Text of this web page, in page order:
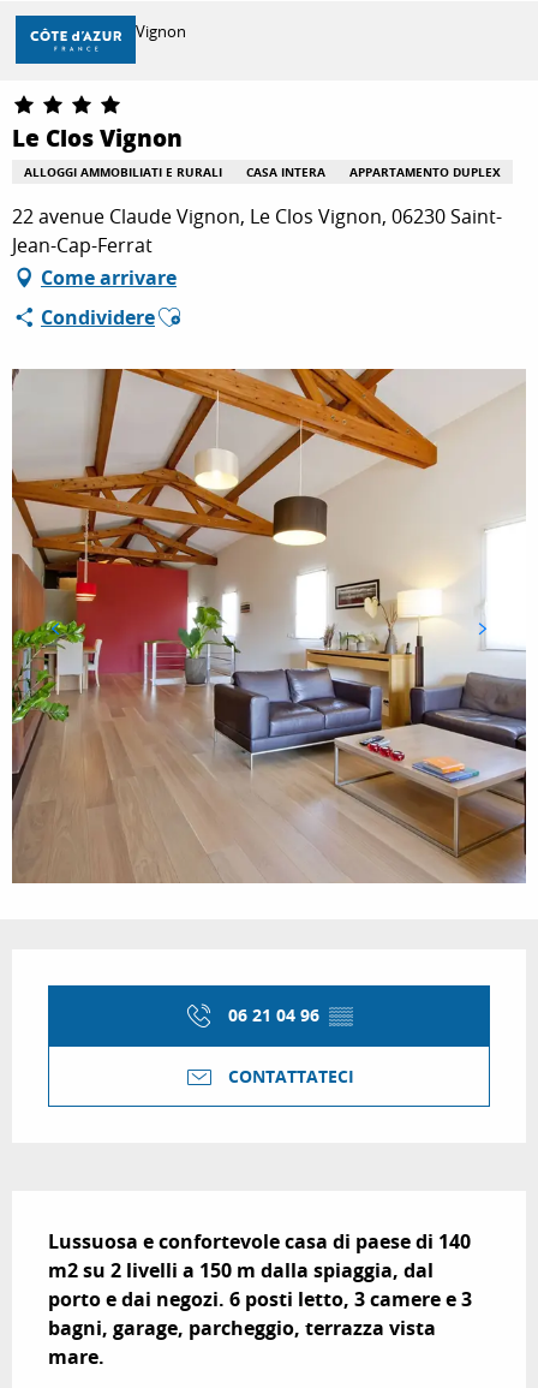
Aller
contenu
principal
SCOPRIRE
PER FARE
SOGGIORNO
Casa Le Clos Vignon
Le Clos Vignon
ALLOGGI AMMOBILIATI E RURALI CASA INTERA APPARTAMENTO DUPLEX
22 avenue Claude Vignon, Le Clos Vignon, 06230 Saint-
Jean-Cap-Ferrat
Come arrivare
CondividereAjouter aux favoris
06 21 04 96 ▒▒
CONTATTATECI
Lussuosa e confortevole casa di paese di 140
m2 su 2 livelli a 150 m dalla spiaggia, dal
porto e dai negozi. 6 posti letto, 3 camere e 3
bagni, garage, parcheggio, terrazza vista
mare.